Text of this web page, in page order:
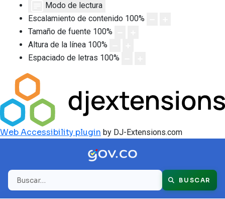
Modo de lectura
Escalamiento de contenido 100%
Tamaño de fuente 100%
Altura de la línea 100%
Espaciado de letras 100%
Web Accessibility plugin by DJ-Extensions.com
Buscar BUSCAR